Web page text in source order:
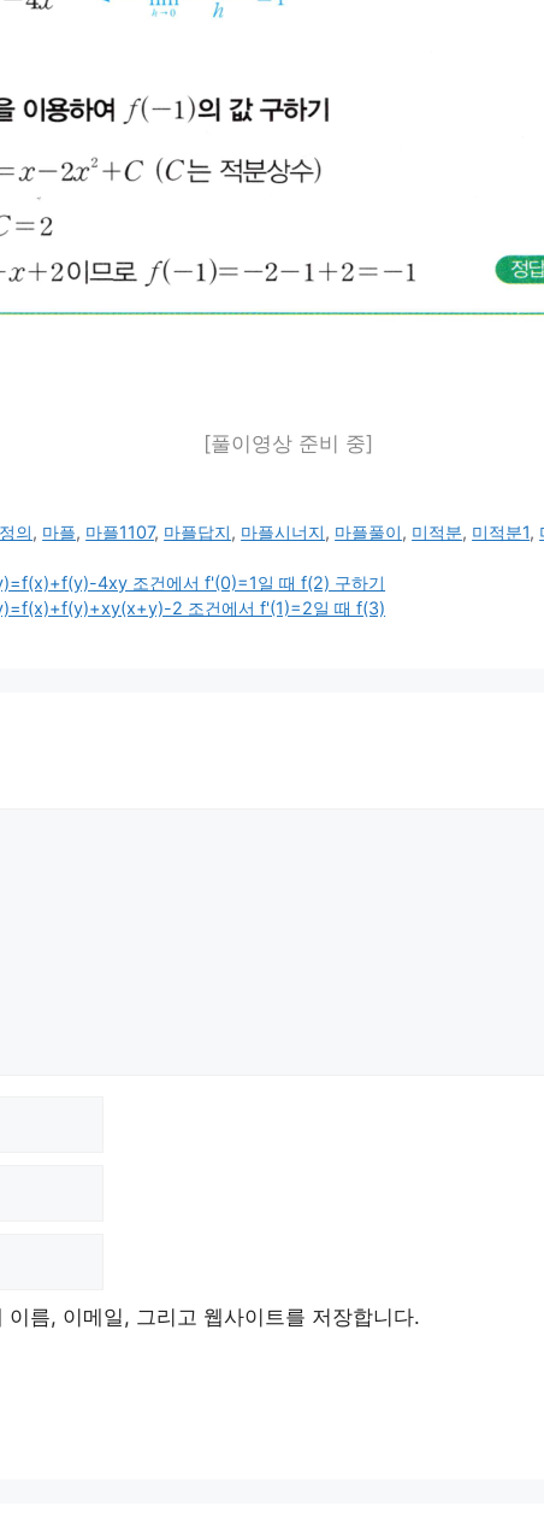
[풀이영상 준비 중]
의, 마플, 마플1107, 마플답지, 마플시너지, 마플풀이, 미적분, 미적분1,
4xy 조건에서 f'(0)=1일 때 f(2) 구하기
2 조건에서 f'(1)=2일 때 f(3)
름, 이메일, 그리고 웹사이트를 저장합니다.